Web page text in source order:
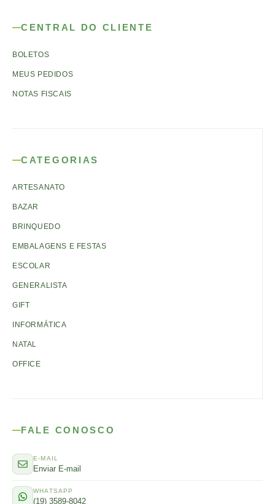
CENTRAL DO CLIENTE
BOLETOS
MEUS PEDIDOS
NOTAS FISCAIS
CATEGORIAS
ARTESANATO
BAZAR
BRINQUEDO
EMBALAGENS E FESTAS
ESCOLAR
GENERALISTA
GIFT
INFORMÁTICA
NATAL
OFFICE
FALE CONOSCO
E-MAIL
Enviar E-mail
WHATSAPP
(19) 3589-8042